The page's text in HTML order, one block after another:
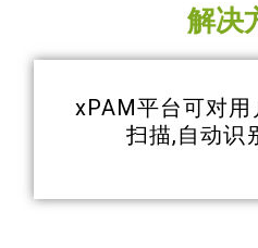
解决
xPAM平台可对
扫描,自动识